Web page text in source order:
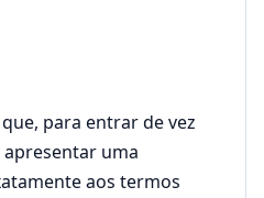
para entrar de vez
uma
aos termos